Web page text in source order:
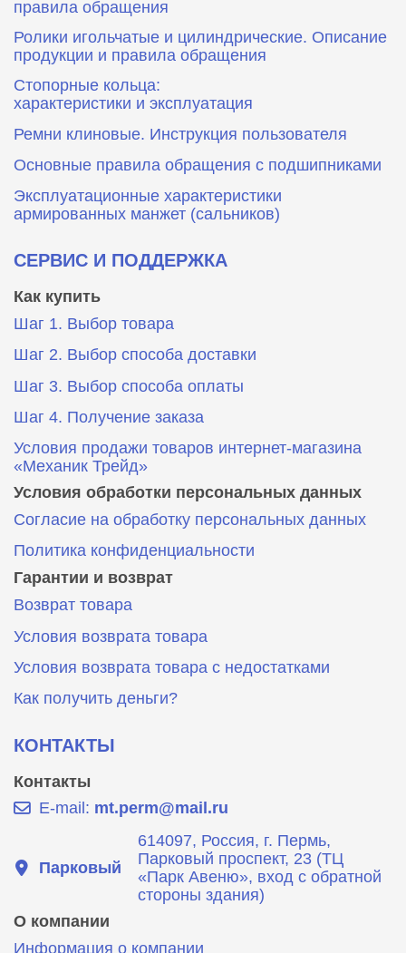
правила обращения
Ролики игольчатые и цилиндрические. Описание
продукции и правила обращения
Стопорные кольца:
характеристики и эксплуатация
Ремни клиновые. Инструкция пользователя
Основные правила обращения с подшипниками
Эксплуатационные характеристики
армированных манжет (сальников)
СЕРВИС И ПОДДЕРЖКА
Как купить
Шаг 1. Выбор товара
Шаг 2. Выбор способа доставки
Шаг 3. Выбор способа оплаты
Шаг 4. Получение заказа
Условия продажи товаров интернет-магазина
«Механик Трейд»
Условия обработки персональных данных
Согласие на обработку персональных данных
Политика конфиденциальности
Гарантии и возврат
Возврат товара
Условия возврата товара
Условия возврата товара с недостатками
Как получить деньги?
КОНТАКТЫ
Контакты
E-mail: mt.perm@mail.ru
Парковый
614097, Россия, г. Пермь,
Парковый проспект, 23 (ТЦ
«Парк Авеню», вход с обратной
стороны здания)
О компании
Информация о компании